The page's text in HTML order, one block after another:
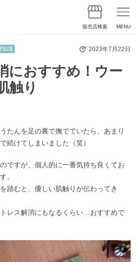
販売店検索 MENU
におすすめ！ウー
触り
知識 2023年7月22日
たんを足の裏で撫でていたら、あまり
続けてしまいました（笑）
ですが、個人的に一番気持ち良くてお
。
踏むと、優しい肌触りが伝わってき
レス解消にもなるくらい…おすすめで